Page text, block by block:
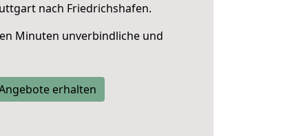
nach Friedrichshafen.
Minuten unverbindliche und
erhalten